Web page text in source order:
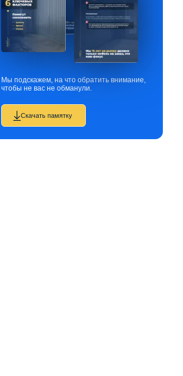
Мы подскажем, на что обратить внимание,
чтобы не вас не обманули.
Скачать памятку